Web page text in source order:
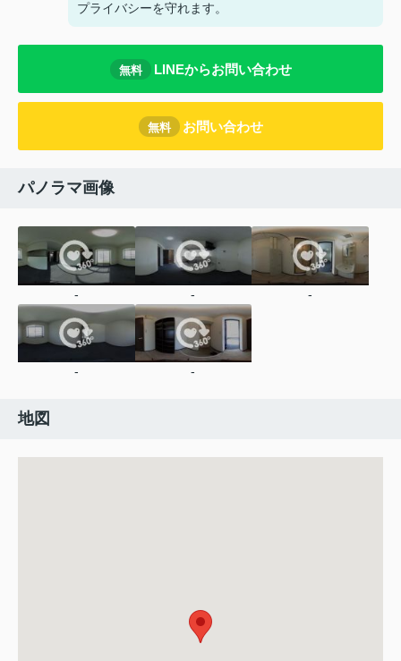
プライバシーを守れます。
無料 LINEからお問い合わせ
無料 お問い合わせ
パノラマ画像
- - -
- -
地図